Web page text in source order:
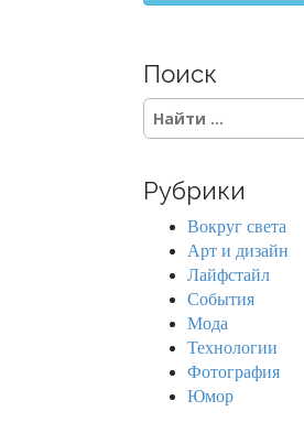
Поиск
S
e
c
Рубрики
Вокруг света
Арт и дизайн
Лайфстайл
События
Мода
Технологии
Фотография
Юмор